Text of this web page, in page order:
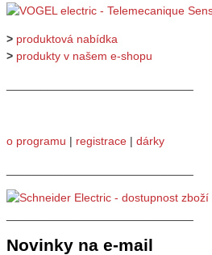
> produktová nabídka
> produkty v našem e-shopu
o programu | registrace | dárky
Novinky na e-mail